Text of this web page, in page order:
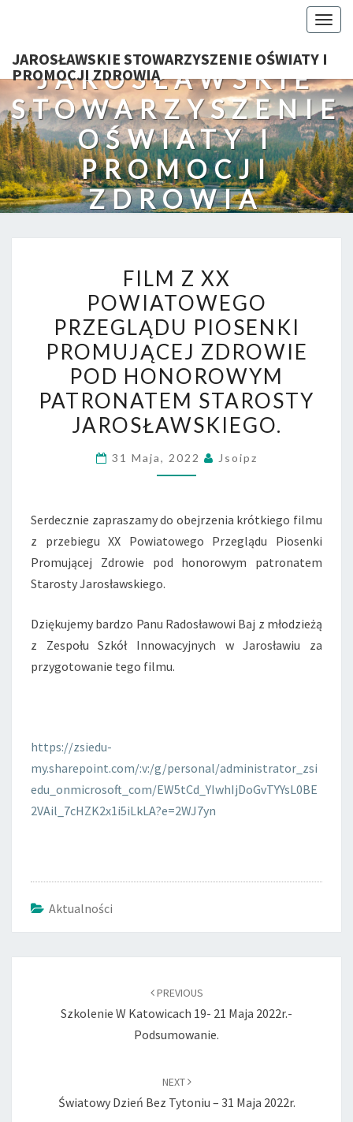
JAROSŁAWSKIE STOWARZYSZENIE OŚWIATY I
PROMOCJI ZDROWIA
JAROSŁAWSKIE
STOWARZYSZENIE
OŚWIATY I
PROMOCJI
ZDROWIA
Z
XX
POWIATOWEGO
PRZEGLĄDU
PIOSENKI
PROMUJĄCEJ
ZDROWIE
POD
HONOROWYM
PATRONATEM
JAROSŁAWSKIEGO.
FILM Z XX
POWIATOWEGO
PRZEGLĄDU PIOSENKI
PROMUJĄCEJ ZDROWIE
POD HONOROWYM
PATRONATEM STAROSTY
JAROSŁAWSKIEGO.
31 Maja, 2022 Jsoipz
Serdecznie zapraszamy do obejrzenia krótkiego filmu
z przebiegu XX Powiatowego Przeglądu Piosenki
Promującej Zdrowie pod honorowym patronatem
Starosty Jarosławskiego.
Dziękujemy bardzo Panu Radosławowi Baj z młodzieżą
z Zespołu Szkół Innowacyjnych w Jarosławiu za
przygotowanie tego filmu.
https://zsiedu-
my.sharepoint.com/:v:/g/personal/administrator_zsi
edu_onmicrosoft_com/EW5tCd_YIwhIjDoGvTYYsL0BE
2VAil_7cHZK2x1i5iLkLA?e=2WJ7yn
Aktualności
PREVIOUS
Szkolenie W Katowicach 19- 21 Maja 2022r.-
Podsumowanie.
NEXT
Światowy Dzień Bez Tytoniu – 31 Maja 2022r.